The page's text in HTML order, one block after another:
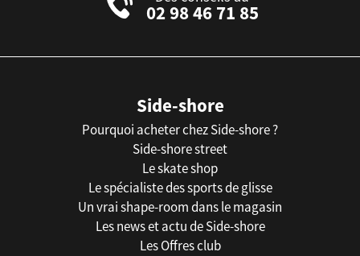
02 98 46 71 85
Side-shore
Pourquoi acheter chez Side-shore ?
Side-shore street
Le skate shop
Le spécialiste des sports de glisse
Un vrai shape-room dans le magasin
Les news et actu de Side-shore
Les Offres club